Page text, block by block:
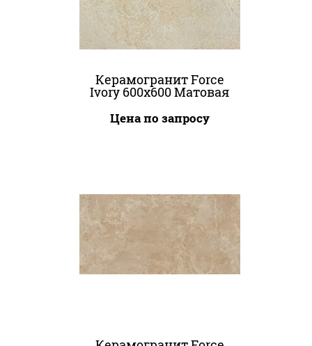
Керамогранит Force
Ivory 600x600 Матовая
Цена по запросу